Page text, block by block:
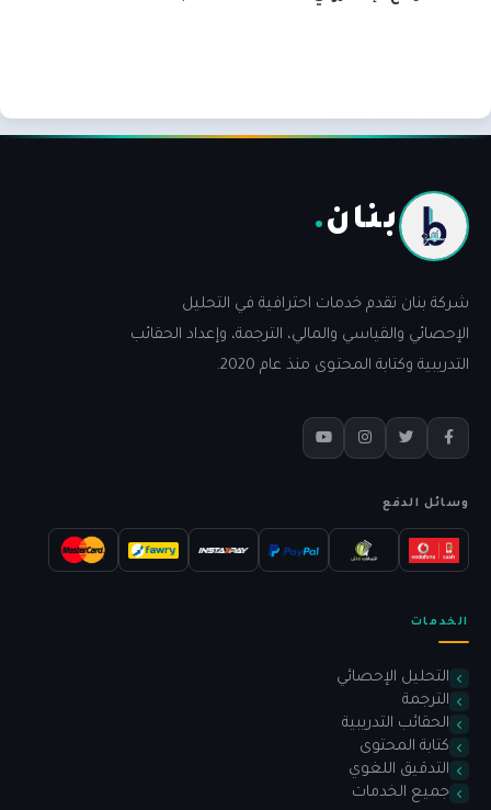
بنان.
شركة بنان تقدم خدمات احترافية في التحليل
الإحصائي والقياسي والمالي، الترجمة، وإعداد الحقائب
التدريبية وكتابة المحتوى منذ عام 2020.
وسائل الدفع
الخدمات
التحليل الإحصائي
الترجمة
الحقائب التدريبية
كتابة المحتوى
التدقيق اللغوي
جميع الخدمات